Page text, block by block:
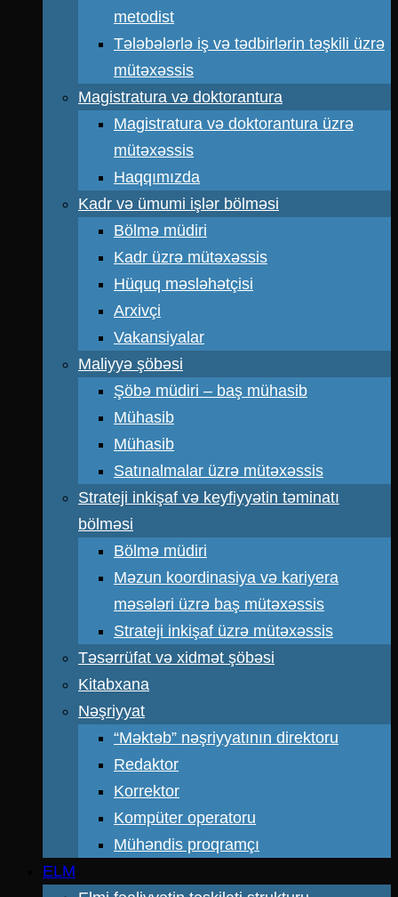
metodist
Tələbələrlə iş və tədbirlərin təşkili üzrə
mütəxəssis
Magistratura və doktorantura
Magistratura və doktorantura üzrə
mütəxəssis
Haqqımızda
Kadr və ümumi işlər bölməsi
Bölmə müdiri
Kadr üzrə mütəxəssis
Hüquq məsləhətçisi
Arxivçi
Vakansiyalar
Maliyyə şöbəsi
Şöbə müdiri – baş mühasib
Mühasib
Mühasib
Satınalmalar üzrə mütəxəssis
Strateji inkişaf və keyfiyyətin təminatı
bölməsi
Bölmə müdiri
Məzun koordinasiya və kariyera
məsələri üzrə baş mütəxəssis
Strateji inkişaf üzrə mütəxəssis
Təsərrüfat və xidmət şöbəsi
Kitabxana
Nəşriyyat
“Məktəb” nəşriyyatının direktoru
Redaktor
Korrektor
Kompüter operatoru
Mühəndis proqramçı
ELM